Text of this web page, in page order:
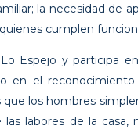
la necesidad de
cumplen
Espejo y participa
en el reconocimiento
los hombres
labores de la casa,